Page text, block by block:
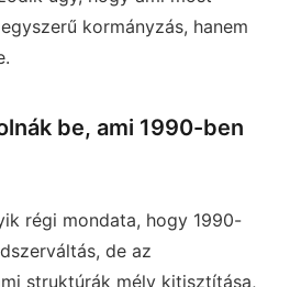
kormányzás, hanem
be, ami 1990-ben
régi mondata, hogy 1990-
de az
struktúrák mély kitisztítása,